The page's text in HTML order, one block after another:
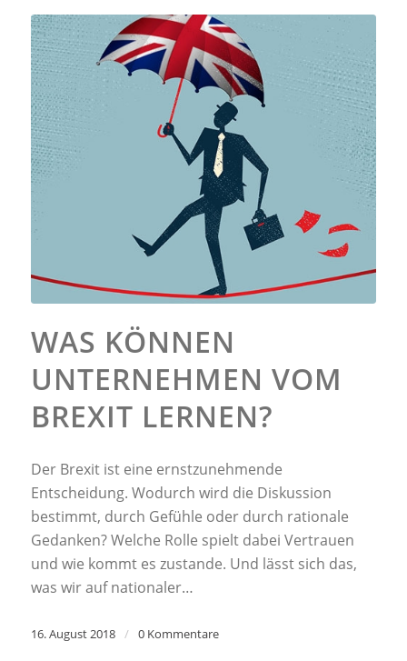
WAS KÖNNEN
UNTERNEHMEN VOM
BREXIT LERNEN?
Der Brexit ist eine ernstzunehmende
Entscheidung. Wodurch wird die Diskussion
bestimmt, durch Gefühle oder durch rationale
Gedanken? Welche Rolle spielt dabei Vertrauen
und wie kommt es zustande. Und lässt sich das,
was wir auf nationaler…
16. August 2018 / 0 Kommentare